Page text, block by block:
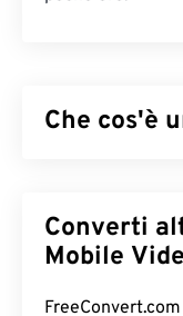
Che cos'è
semplicemente
implementa lo
livello di qualità.
Converti
Mobile